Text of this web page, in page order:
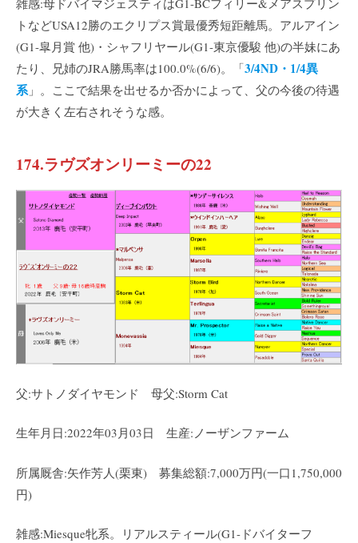
雑感:母ドバイマジェスティはG1-BCフィリー&メアスプリン
トなどUSA12勝のエクリプス賞最優秀短距離馬。アルアイン
(G1-皐月賞 他)・シャフリヤール(G1-東京優駿 他)の半妹にあ
たり、兄姉のJRA勝馬率は100.0%(6/6)。「3/4ND・1/4異
系」。ここで結果を出せるか否かによって、父の今後の待遇
が大きく左右されそうな感。
174.ラヴズオンリーミーの22
父:サトノダイヤモンド 母父:Storm Cat
生年月日:2022年03月03日 生産:ノーザンファーム
所属厩舎:矢作芳人(栗東) 募集総額:7,000万円(一口1,750,000
円)
雑感:Miesque牝系。リアルスティール(G1-ドバイターフ